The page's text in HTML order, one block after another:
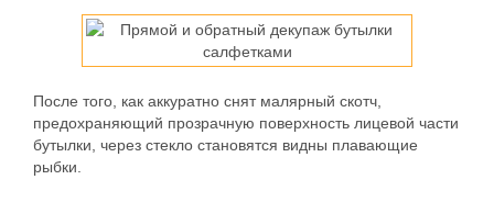
После того, как аккуратно снят малярный скотч,
предохраняющий прозрачную поверхность лицевой части
бутылки, через стекло становятся видны плавающие
рыбки.